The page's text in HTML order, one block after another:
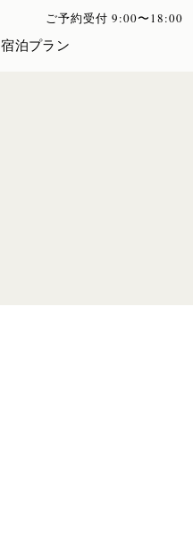
ご予約受付 9:00〜18:00
宿泊プラン